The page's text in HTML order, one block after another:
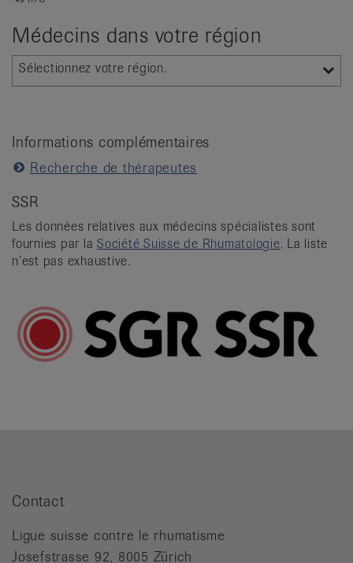
Médecins dans votre région
Sélectionnez votre région.
Informations complémentaires
Recherche de thérapeutes
SSR
Les données relatives aux médecins spécialistes sont
fournies par la Société Suisse de Rhumatologie. La liste
n’est pas exhaustive.
Contact
Ligue suisse contre le rhumatisme
Josefstrasse 92, 8005 Zürich